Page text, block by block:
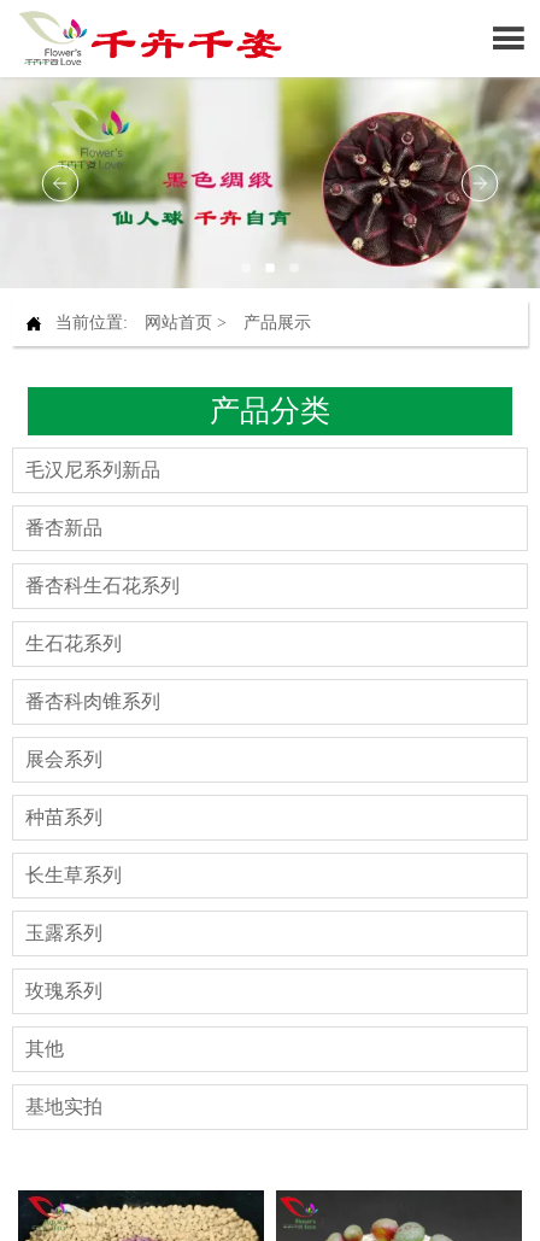

 当前位置: 网站首页 > 产品展示
产品分类
毛汉尼系列新品
番杏新品
番杏科生石花系列
生石花系列
番杏科肉锥系列
展会系列
种苗系列
长生草系列
玉露系列
玫瑰系列
其他
基地实拍